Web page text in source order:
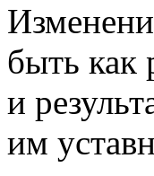
быть как
и
им